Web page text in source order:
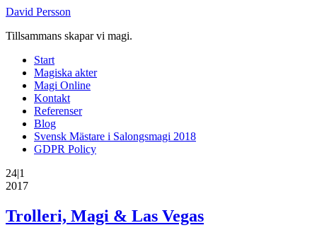
David Persson
Tillsammans skapar vi magi.
Start
Magiska akter
Magi Online
Kontakt
Referenser
Blog
Svensk Mästare i Salongsmagi 2018
GDPR Policy
24|1
2017
Trolleri, Magi & Las Vegas